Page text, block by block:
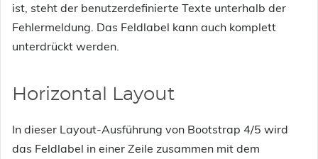
ist, steht der benutzerdefinierte Texte unterhalb der
Fehlermeldung. Das Feldlabel kann auch komplett
unterdrückt werden.
Horizontal Layout
In dieser Layout-Ausführung von Bootstrap 4/5 wird
das Feldlabel in einer Zeile zusammen mit dem